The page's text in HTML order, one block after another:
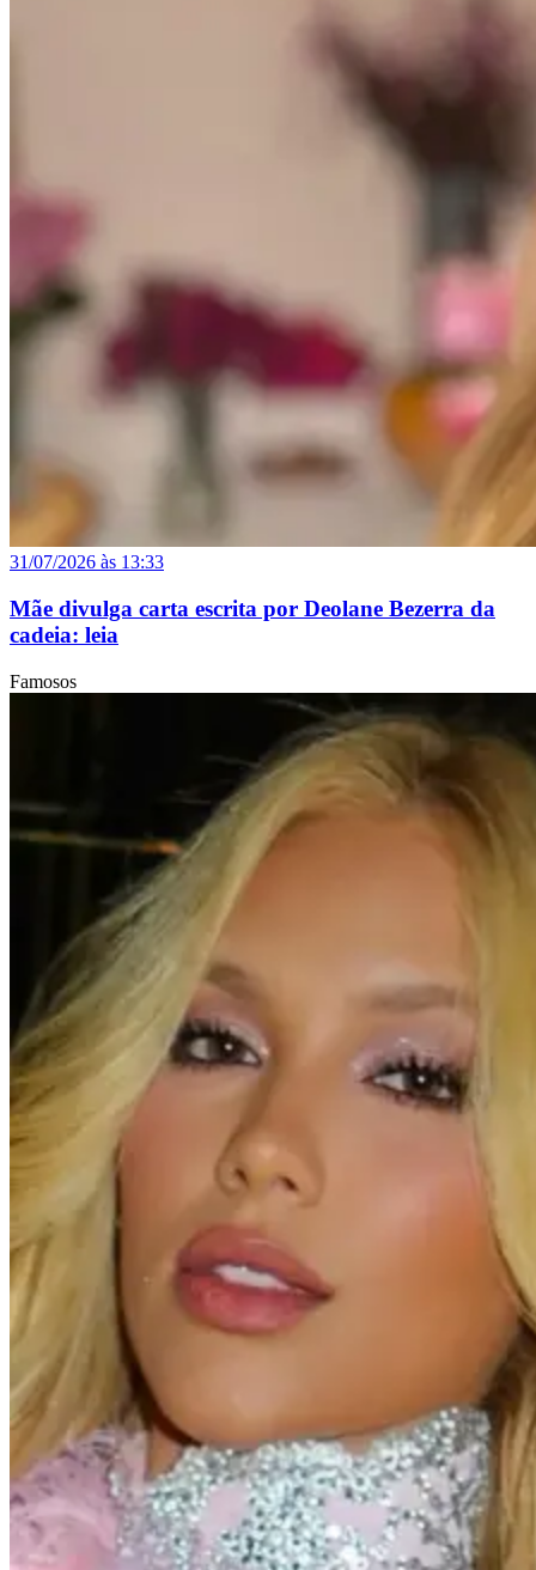
31/07/2026 às 13:33
Mãe divulga carta escrita por Deolane Bezerra da
cadeia: leia
Famosos